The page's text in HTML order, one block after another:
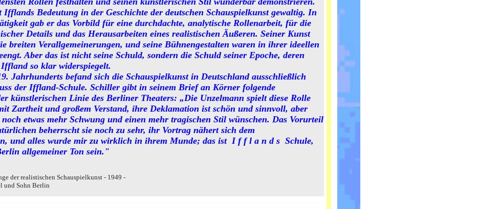
Ifflands Bedeutung in der Geschichte der deutschen Schauspielkunst gewaltig. In
gab er das Vorbild für eine durchdachte, analytische Rollenarbeit, für die
Details und das Herausarbeiten eines realistischen Äußeren. Seiner Kunst
breiten Verallgemeinerungen, und seine Bühnengestalten waren in ihrer ideellen
Aber das ist nicht seine Schuld, sondern die Schuld seiner Epoche, deren
so klar widerspiegelt.
Jahrhunderts befand sich die Schauspielkunst in Deutschland ausschließlich
der Iffland-Schule. Schiller gibt in seinem Brief an Körner folgende
künstlerischen Linie des Berliner Theaters: „Die Unzelmann spielt diese Rolle
Zartheit und großem Verstand, ihre Deklamation ist schön und sinnvoll, aber
etwas mehr Schwung und einen mehr tragischen Stil wünschen. Das Vorurteil
beherrscht sie noch zu sehr, ihr Vortrag nähert sich dem
und alles wurde mir zu wirklich in ihrem Munde; das ist I f f l a n d s Schule,
allgemeiner Ton sein."
der realistischen Schauspielkunst - 1949 -
und Sohn Berlin